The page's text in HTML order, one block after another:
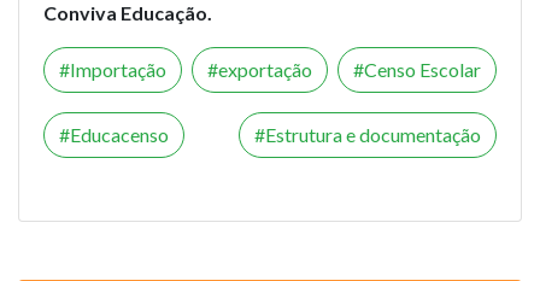
Conviva Educação.
Importação exportação Censo Escolar
Educacenso Estrutura e documentação